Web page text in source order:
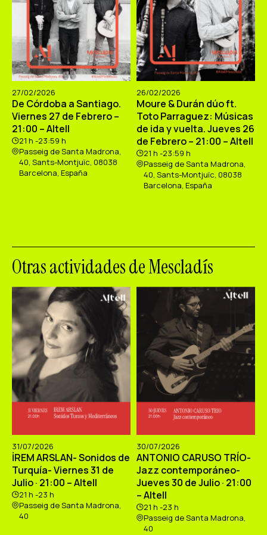
27/02/2026
De Córdoba a Santiago.
Viernes 27 de Febrero –
21:00 – Altell
21 h -23:59 h
Passeig de Santa Madrona,
40, Sants-Montjuïc, 08038
Barcelona, España
26/02/2026
Moure & Durán dúo ft.
Toto Parraguez: Músicas
de ida y vuelta. Jueves 26
de Febrero – 21:00 – Altell
21 h -23:59 h
Passeig de Santa Madrona,
40, Sants-Montjuïc, 08038
Barcelona, España
Otras actividades de Mescladís
31/07/2026
İREM ARSLAN- Sonidos de
Turquía- Viernes 31 de
Julio · 21:00 – Altell
21 h -23 h
Passeig de Santa Madrona,
40
30/07/2026
ANTONIO CARUSO TRÍO-
Jazz contemporáneo-
Jueves 30 de Julio · 21:00
– Altell
21 h -23 h
Passeig de Santa Madrona,
40